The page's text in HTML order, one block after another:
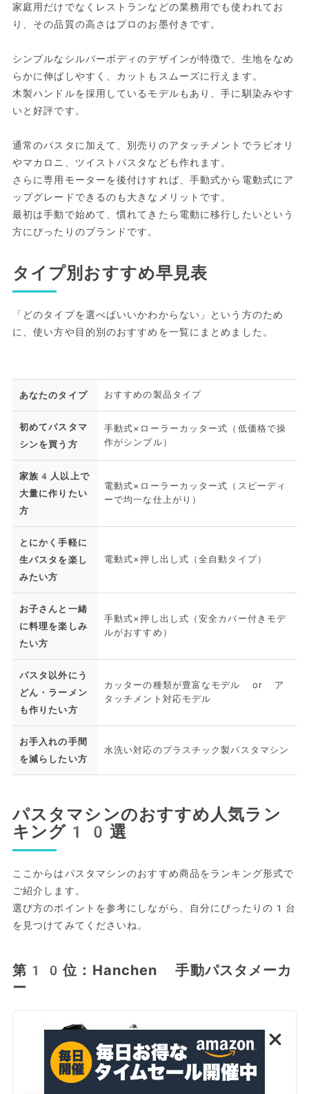
家庭用だけでなくレストランなどの業務用でも使われてお
り、その品質の高さはプロのお墨付きです。
シンプルなシルバーボディのデザインが特徴で、生地をなめ
らかに伸ばしやすく、カットもスムーズに行えます。
木製ハンドルを採用しているモデルもあり、手に馴染みやす
いと好評です。
通常のパスタに加えて、別売りのアタッチメントでラビオリ
やマカロニ、ツイストパスタなども作れます。
さらに専用モーターを後付けすれば、手動式から電動式にア
ップグレードできるのも大きなメリットです。
最初は手動で始めて、慣れてきたら電動に移行したいという
方にぴったりのブランドです。
タイプ別おすすめ早見表
「どのタイプを選べばいいかわからない」という方のため
に、使い方や目的別のおすすめを一覧にまとめました。
あなたのタイプ おすすめの製品タイプ
初めてパスタマ
シンを買う方
手動式×ローラーカッター式（低価格で操
作がシンプル）
家族4人以上で
大量に作りたい
方
電動式×ローラーカッター式（スピーディ
ーで均一な仕上がり）
とにかく手軽に
生パスタを楽し
みたい方
電動式×押し出し式（全自動タイプ）
お子さんと一緒
に料理を楽しみ
たい方
手動式×押し出し式（安全カバー付きモデ
ルがおすすめ）
パスタ以外にう
どん・ラーメン
も作りたい方
カッターの種類が豊富なモデル or ア
タッチメント対応モデル
お手入れの手間
を減らしたい方
水洗い対応のプラスチック製パスタマシン
パスタマシンのおすすめ人気ラン
キング10選
ここからはパスタマシンのおすすめ商品をランキング形式で
ご紹介します。
選び方のポイントを参考にしながら、自分にぴったりの1台
を見つけてみてくださいね。
第10位：Hanchen 手動パスタメーカ
ー